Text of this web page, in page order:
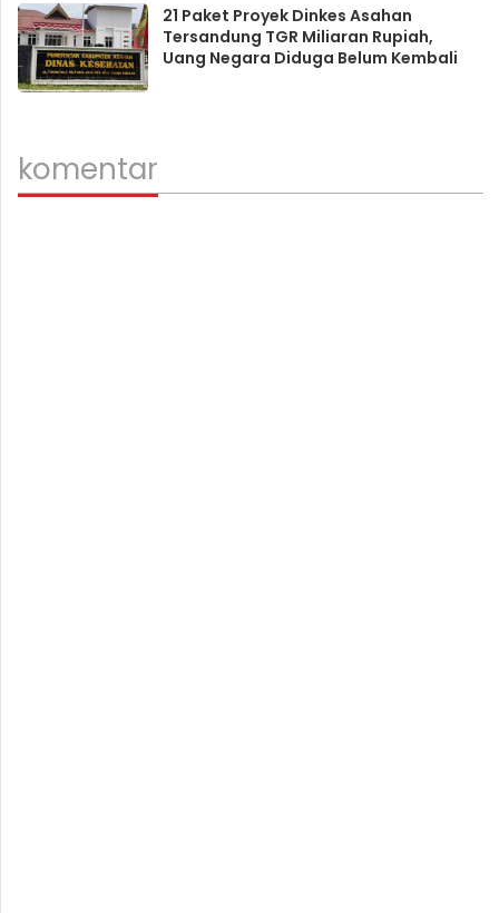
21 Paket Proyek Dinkes Asahan
Tersandung TGR Miliaran Rupiah,
Uang Negara Diduga Belum Kembali
komentar